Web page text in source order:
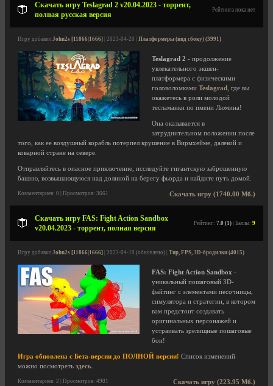
Скачать игру Teslagrad 2 v20.04.2023 - торрент,
полная русская версия
Рейтинга пока нет
Игру добавил John2s [11866|1666] | 2023-04-20 | Платформеры (вид сбоку) (3991)
Teslagrad 2 - продолжение
увлекательного экшен-
платформера с физическими
головоломками Teslagrad
, где вы
окажетесь в роли молодой
тесламанки по имени Люмина!
Она оказывается в
затруднительном положении после
того, как ее воздушный корабль потерпел крушение в Вирмхейме, далекой и
коварной стране на севере.
Отправляйтесь в опасное приключение, исследуйте гигантскую заброшенную
башню, возвышающуюся над долиной на берегу фьорда и найдите путь домой.
Скачать игру (1740.00 Мб.)
Комментариев: 0 | Просмотров: 3661
Скачать игру FAS: Fight Action Sandbox
v20.04.2023 - торрент, полная версия
Рейтинг: 7.0 (1) | Баллы: 9
Игру добавил John2s [11866|1666] | 2023-04-19 (обновлено) | Тир, FPS, 3D-бродилки (4015)
FAS: Fight Action Sandbox -
уникальный пошаговый 3D-
файтинг с элементами песочницы,
симулятора и стратегии, в котором
вам предстоит создавать
оригинальных персонажей и
устраивать зрелищные пошаговые
бои!
Игра обновлена с Бета-версии до ПОЛНОЙ версии! Список изменений
можно посмотреть здесь
Скачать игру (223.95 Мб.)
Комментариев: 2 | Просмотров: 4901